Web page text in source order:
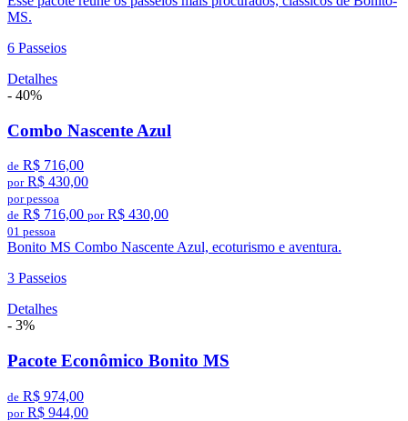
MS.
6 Passeios
Detalhes
- 40%
Combo Nascente Azul
de R$ 716,00
por R$ 430,00
por pessoa
de R$ 716,00 por R$ 430,00
01 pessoa
Bonito MS Combo Nascente Azul, ecoturismo e aventura.
3 Passeios
Detalhes
- 3%
Pacote Econômico Bonito MS
de R$ 974,00
por R$ 944,00